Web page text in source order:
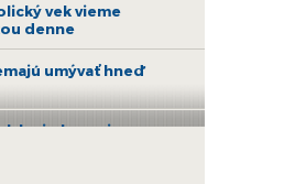
vek vieme
denne
umývať hneď
krvi ohrozuje